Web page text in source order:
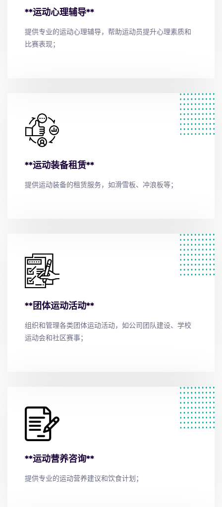
**运动心理辅导**
提供专业的运动心理辅导，帮助运动员提升心理素质和
比赛表现；
**运动装备租赁**
提供运动装备的租赁服务，如滑雪板、冲浪板等；
**团体运动活动**
组织和管理各类团体运动活动，如公司团队建设、学校
运动会和社区赛事；
**运动营养咨询**
提供专业的运动营养建议和饮食计划；